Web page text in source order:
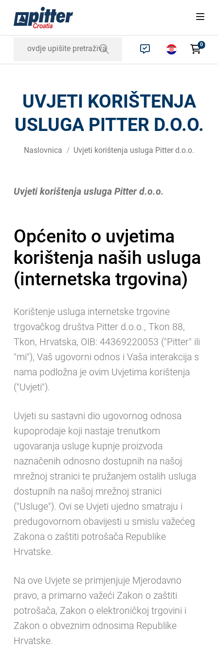
0
UVJETI KORIŠTENJA
USLUGA PITTER D.O.O.
Naslovnica Uvjeti korištenja usluga Pitter d.o.o.
Uvjeti korištenja usluga Pitter d.o.o.
Općenito o uvjetima
korištenja naših usluga
(internetska trgovina)
Korištenje usluga internetske trgovine
trgovačkog društva Pitter d.o.o., Tkon 88,
Tkon, Hrvatska, OIB: 44369220053 ("Pitter" ili
"mi"), Vaš ugovorni odnos i Vaša interakcija s
nama podložna je ovim Uvjetima korištenja
("Uvjeti").
Uvjeti su sastavni dio ugovornog odnosa
kupoprodaje koji nastaje trenutkom
ugovaranja usluge kupnje proizvoda
naznačenih odnosno dostupnih na našoj
mrežnoj stranici te pružanjem ostalih usluga
dostupnih na našoj mrežnoj stranici
("Usluge"). Ovi se Uvjeti ujedno smatraju i
predugovornom obavijesti u smislu važećeg
Zakona o zaštiti potrošača Republike
Hrvatske.
Na ove Uvjete se primjenjuje Mjerodavno
pravo, a primarno važeći Zakon o zaštiti
potrošača, Zakon o elektroničkoj trgovini i
Zakon o obveznim odnosima Republike
Hrvatske.